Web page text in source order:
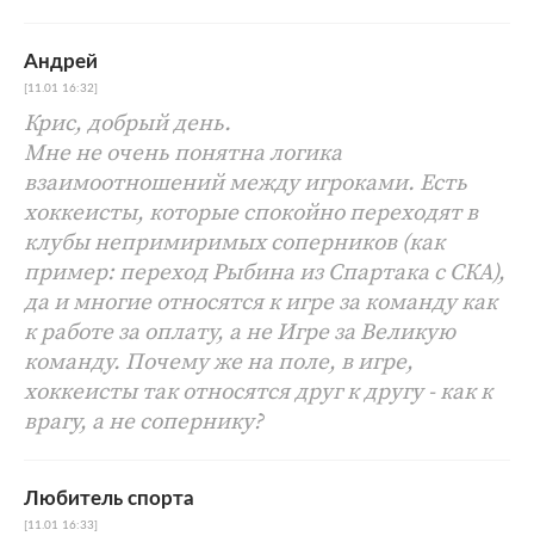
Андрей
[11.01 16:32]
Крис, добрый день.
Мне не очень понятна логика
взаимоотношений между игроками. Есть
хоккеисты, которые спокойно переходят в
клубы непримиримых соперников (как
пример: переход Рыбина из Спартака с СКА),
да и многие относятся к игре за команду как
к работе за оплату, а не Игре за Великую
команду. Почему же на поле, в игре,
хоккеисты так относятся друг к другу - как к
врагу, а не сопернику?
Любитель спорта
[11.01 16:33]